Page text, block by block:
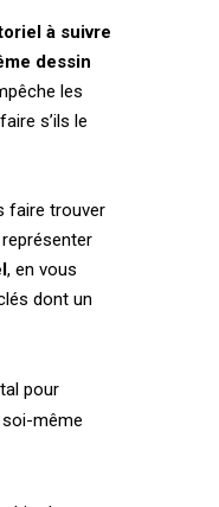
à suivre
dessin
les
s’ils le
faire trouver
, en vous
dont un
pour
même